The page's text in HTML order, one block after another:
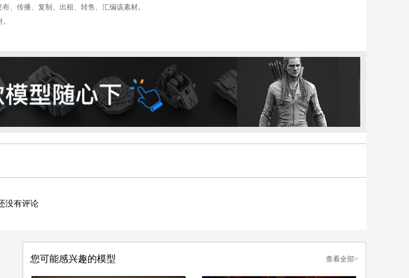
、传播、复制、出租、转售、汇编该素材。
没有评论
您可能感兴趣的模型 查看全部>